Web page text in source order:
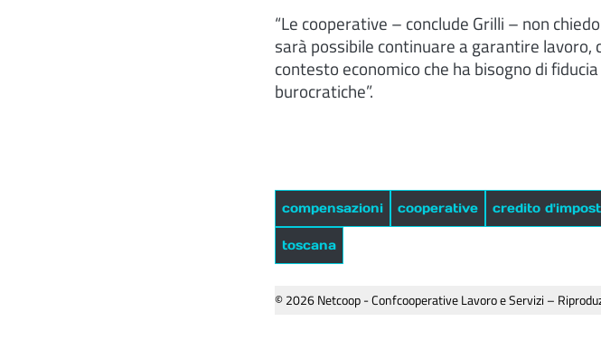
“Le cooperative – conclude Grilli – non
sarà possibile continuare a garantire
contesto economico che ha bisogno di
burocratiche”.
compensazioni cooperative credito
toscana
© 2026 Netcoop - Confcooperative Lavoro e Servizi –